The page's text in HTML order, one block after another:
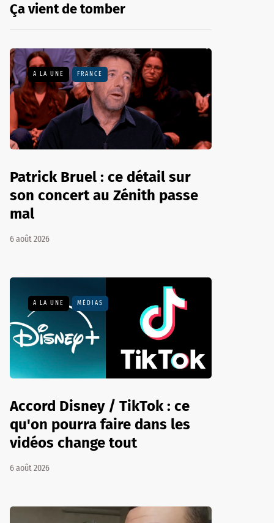
Ça vient de tomber
A LA UNE FRANCE
Patrick Bruel : ce détail sur
son concert au Zénith passe
mal
6 août 2026
A LA UNE MÉDIAS
Accord Disney / TikTok : ce
qu'on pourra faire dans les
vidéos change tout
6 août 2026